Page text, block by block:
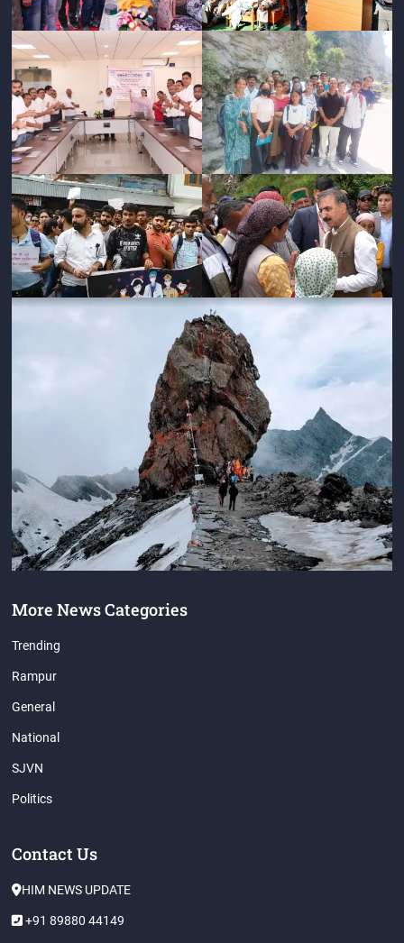
More News Categories
Trending
Rampur
General
National
SJVN
Politics
Contact Us
HIM NEWS UPDATE
+91 89880 44149